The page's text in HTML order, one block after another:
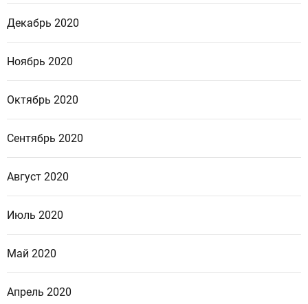
Декабрь 2020
Ноябрь 2020
Октябрь 2020
Сентябрь 2020
Август 2020
Июль 2020
Май 2020
Апрель 2020